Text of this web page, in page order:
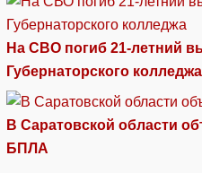
На СВО погиб 21-летний
Губернаторского колледжа
В Саратовской области
БПЛА